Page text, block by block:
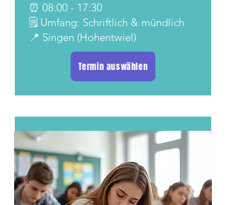
⏰ 08:00 - 17:30
🗒️ Umfang: Schriftlich & mündlich
📍 Singen (Hohentwiel)
Termin auswählen